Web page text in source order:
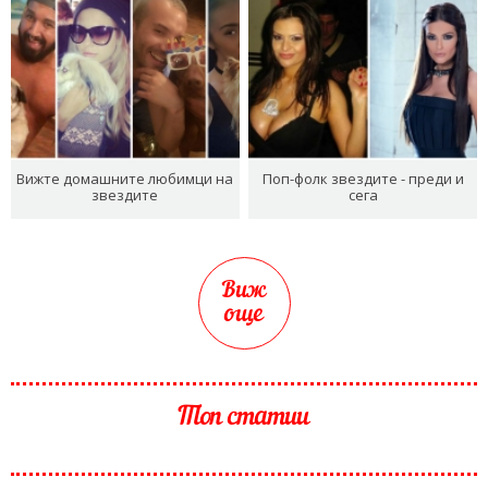
Вижте домашните любимци на
звездите
Поп-фолк звездите - преди и
сега
Виж
още
Топ статии